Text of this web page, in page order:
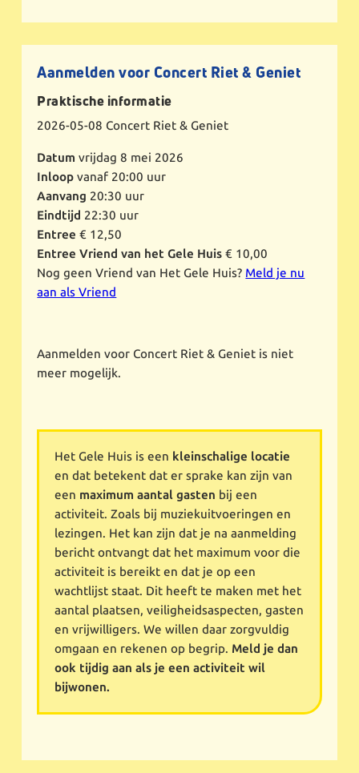
Aanmelden voor Concert Riet & Geniet
Praktische informatie
2026-05-08 Concert Riet & Geniet
Datum vrijdag 8 mei 2026
Inloop vanaf 20:00 uur
Aanvang 20:30 uur
Eindtijd 22:30 uur
Entree € 12,50
Entree Vriend van het Gele Huis € 10,00
Nog geen Vriend van Het Gele Huis? Meld je nu
aan als Vriend
Aanmelden voor Concert Riet & Geniet is niet
meer mogelijk.
Het Gele Huis is een kleinschalige locatie
en dat betekent dat er sprake kan zijn van
een maximum aantal gasten bij een
activiteit. Zoals bij muziekuitvoeringen en
lezingen. Het kan zijn dat je na aanmelding
bericht ontvangt dat het maximum voor die
activiteit is bereikt en dat je op een
wachtlijst staat. Dit heeft te maken met het
aantal plaatsen, veiligheidsaspecten, gasten
en vrijwilligers. We willen daar zorgvuldig
omgaan en rekenen op begrip. Meld je dan
ook tijdig aan als je een activiteit wil
bijwonen.